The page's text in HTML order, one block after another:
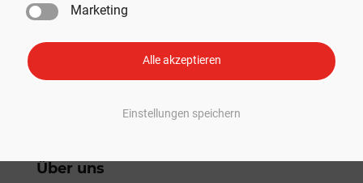
Marketing
Alle akzeptieren
Einstellungen speichern
Tesla Sommer-Update 2026: Alle Neuheiten und
Verbesserungen im Überblick
Über uns